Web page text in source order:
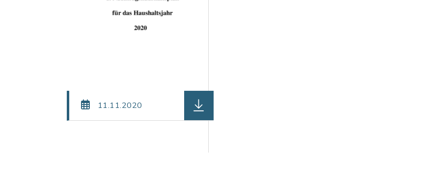
11.11.2020
herunterladen (Dateiname: